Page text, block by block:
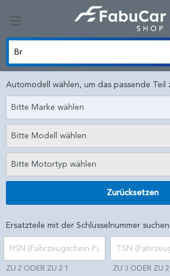
Automodell wählen, um das passende Teil
Bitte Marke wählen
Bitte Modell wählen
Bitte Motortyp wählen
Zurücksetzen
Ersatzteile mit der Schlüsselnummer suchen.
ZU 2 ODER ZU 2.1 ZU 3 ODER ZU